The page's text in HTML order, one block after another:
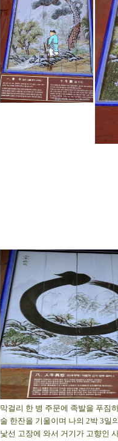
막걸리 한 병 주문에 족발을 푸짐
술 한잔을 기울이며 나의 2박 3일
낯선 고장에 와서 거기가 고향인